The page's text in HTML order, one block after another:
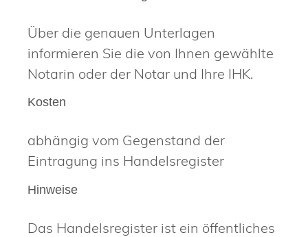
Über die genauen Unterlagen
informieren Sie die von Ihnen gewählte
Notarin oder der Notar und Ihre IHK.
Kosten
abhängig vom Gegenstand der
Eintragung ins Handelsregister
Hinweise
Das Handelsregister ist ein öffentliches